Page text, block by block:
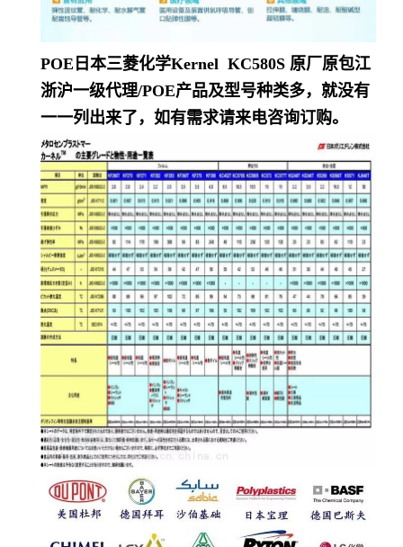
POE日本三菱化学Kernel KC580S 原厂原包江
浙沪一级代理/POE产品及型号种类多，就没有
一一列出来了，如有需求请来电咨询订购。